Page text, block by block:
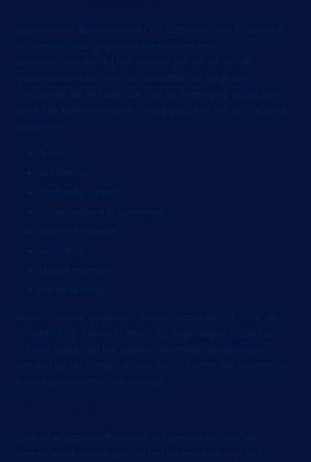
Speedway-Tilburg verwerkt de gegevens van haar leden
en vraagt deze gegevens op middels een
aanmeldformulier bij het aanmelden als lid. Via dit
aanmeldformulier worden verschillende gegevens
verzameld die het bestuur van de vereniging nodig acht
om lid te kunnen worden. Hierbij gaat het om de volgende
gegevens:
Naam
Achternaam
Postcode + plaats
Straatnaam + huisnummer
Geboortedatum
Mailadres
Handtekening
Bovenstaande gegevens worden van ieder lid door de
voorzitter op papier in een map opgeslagen. Daarnaast
zal een kopie van het aanmeldformulier opgeslagen
worden op de computer van de voorzitter die volgens de
beveiligingsnormen is beveiligd.
Zodra het aanmeldformulier is ingevuld en door de
vereniging is ontvangen zal het lid een mail met het